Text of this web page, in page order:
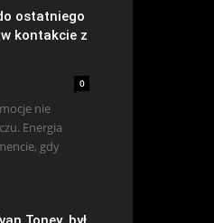
ostatniego
kontakcie z
0
nie
Energia
gdy